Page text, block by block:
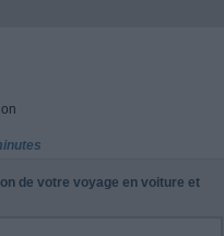
de votre voyage en voiture et